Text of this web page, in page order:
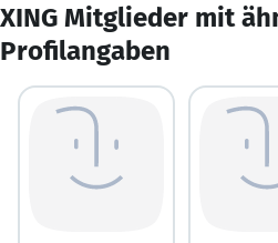
XING Mitglieder mit
Profilangaben